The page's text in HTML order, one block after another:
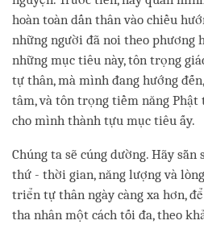
hoàn toàn dấn thân vào chiều
những người đã noi theo phương
những mục tiêu này, tôn trọng
tự thân, mà mình đang hướng
tâm, và tôn trọng tiềm năng Phật
cho mình thành tựu mục tiêu ấy.
Chúng ta sẽ cúng dường. Hãy
thứ - thời gian, năng lượng và
triển tự thân ngày càng xa hơn,
tha nhân một cách tối đa, theo